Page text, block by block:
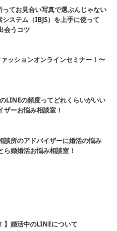
ってお見合い写真で選ぶんじゃない
ステム（IBJS）を上手に使って
会うコツ
ァッションオンラインセミナー！〜
LINEの頻度ってどれくらいがいい
ザーお悩み相談室！
談所のアドバイザーに婚活の悩み
ら婚婚活お悩み相談室！
】婚活中のLINEについて